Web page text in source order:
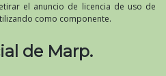
el anuncio de licencia de uso de
como componente.
de Marp.